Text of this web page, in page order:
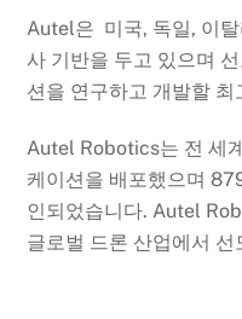
Autel은 미국, 독일, 이
사 기반을 두고 있으며
션을 연구하고 개발할
Autel Robotics는 전 세
케이션을 배포했으며
인되었습니다. Autel
글로벌 드론 산업에서